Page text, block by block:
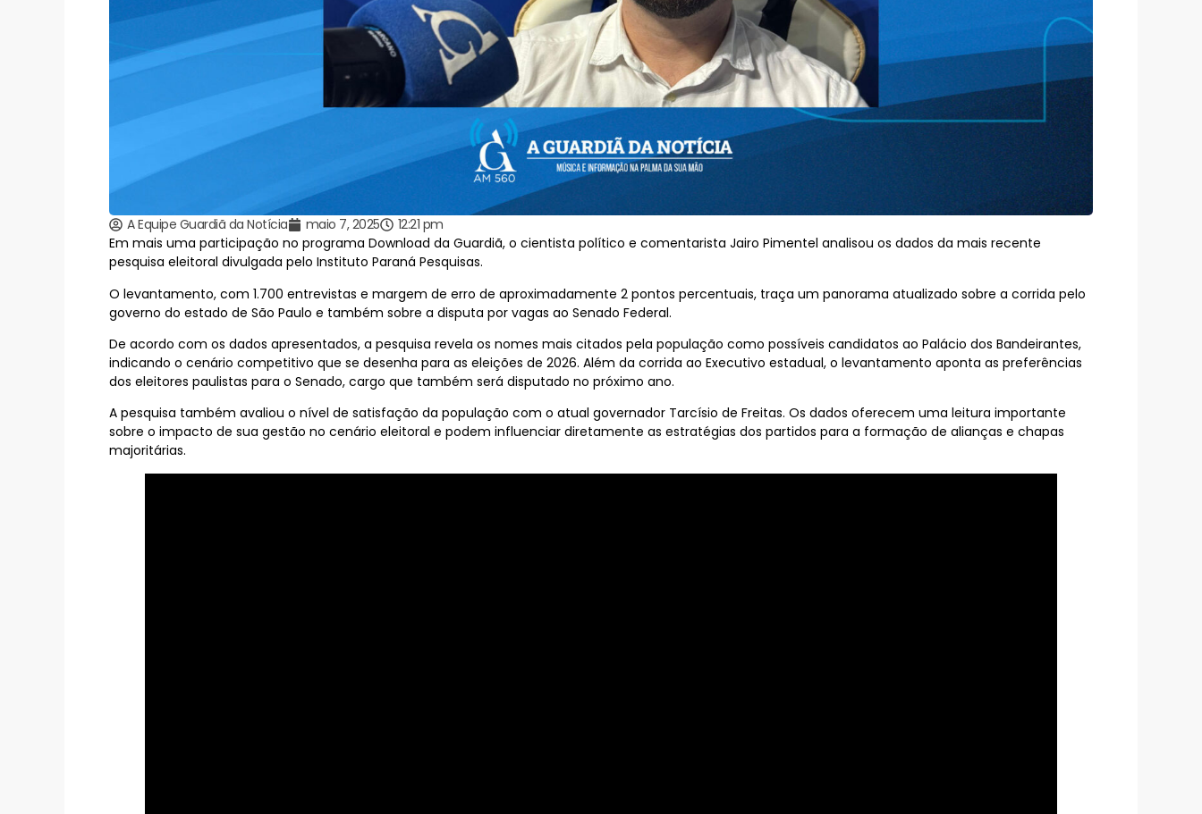
A Equipe Guardiã da Notícia maio 7, 2025
12:21 pm
Em mais uma participação no programa Download da Guardiã, o cientista político e comentarista Jairo Pimentel analisou os dados da mais recente
pesquisa eleitoral divulgada pelo Instituto Paraná Pesquisas.
O levantamento, com 1.700 entrevistas e margem de erro de aproximadamente 2 pontos percentuais, traça um panorama atualizado sobre a corrida pelo
governo do estado de São Paulo e também sobre a disputa por vagas ao Senado Federal.
De acordo com os dados apresentados, a pesquisa revela os nomes mais citados pela população como possíveis candidatos ao Palácio dos Bandeirantes,
indicando o cenário competitivo que se desenha para as eleições de 2026. Além da corrida ao Executivo estadual, o levantamento aponta as preferências
dos eleitores paulistas para o Senado, cargo que também será disputado no próximo ano.
A pesquisa também avaliou o nível de satisfação da população com o atual governador Tarcísio de Freitas. Os dados oferecem uma leitura importante
sobre o impacto de sua gestão no cenário eleitoral e podem influenciar diretamente as estratégias dos partidos para a formação de alianças e chapas
majoritárias.